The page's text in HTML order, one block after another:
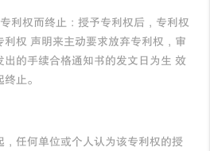
权而终止：授予专利权后，专利权
权 声明来主动要求放弃专利权，审
的手续合格通知书的发文日为生 效
止。
任何单位或个人认为该专利权的授